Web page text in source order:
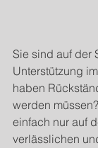
Sie sind auf der
Unterstützung
haben
werden
einfach nur auf
verlässlichen